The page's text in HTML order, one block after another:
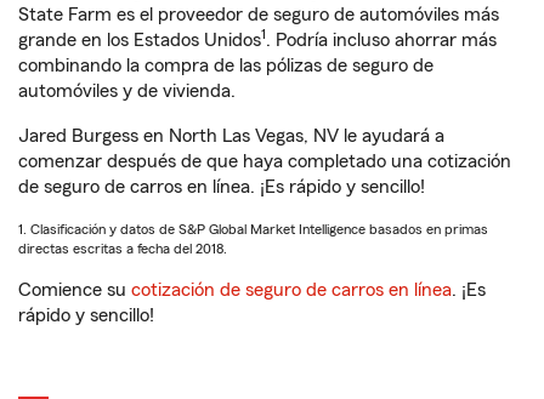
State Farm es el proveedor de seguro de automóviles más
grande en los Estados Unidos1. Podría incluso ahorrar más
combinando la compra de las pólizas de seguro de
automóviles y de vivienda.
Jared Burgess en North Las Vegas, NV le ayudará a
comenzar después de que haya completado una cotización
de seguro de carros en línea. ¡Es rápido y sencillo!
1. Clasificación y datos de S&P Global Market Intelligence basados en primas
directas escritas a fecha del 2018.
Comience su cotización de seguro de carros en línea. ¡Es
rápido y sencillo!